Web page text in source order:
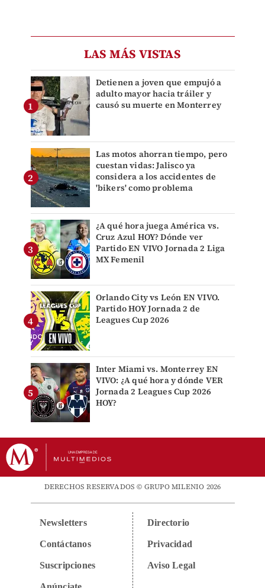
LAS MÁS VISTAS
Detienen a joven que empujó a
adulto mayor hacia tráiler y
causó su muerte en Monterrey
Las motos ahorran tiempo, pero
cuestan vidas: Jalisco ya
considera a los accidentes de
'bikers' como problema
¿A qué hora juega América vs.
Cruz Azul HOY? Dónde ver
Partido EN VIVO Jornada 2 Liga
MX Femenil
Orlando City vs León EN VIVO.
Partido HOY Jornada 2 de
Leagues Cup 2026
Inter Miami vs. Monterrey EN
VIVO: ¿A qué hora y dónde VER
Jornada 2 Leagues Cup 2026
HOY?
DERECHOS RESERVADOS © GRUPO MILENIO 2026
Newsletters
Contáctanos
Suscripciones
Directorio
Privacidad
Aviso Legal